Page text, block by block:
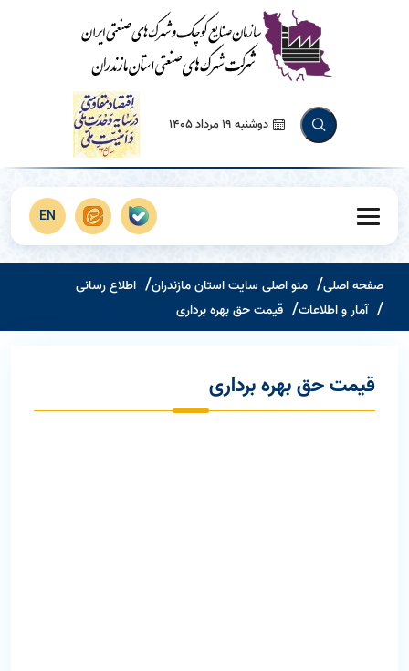
دوشنبه 19 مرداد 1405
EN
صفحه اصلی منو اصلی سایت استان مازندران
اطلاع رسانی
آمار و اطلاعات
قیمت حق بهره برداری
قیمت حق بهره برداری